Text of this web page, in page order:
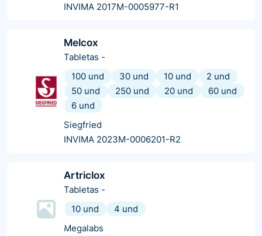
INVIMA 2017M-0005977-R1
Melcox
Tabletas -
100 und
30 und 10 und
2 und
50 und
250 und 20 und
60 und
6 und
Siegfried
INVIMA 2023M-0006201-R2
Artriclox
Tabletas -
10 und
4 und
Megalabs